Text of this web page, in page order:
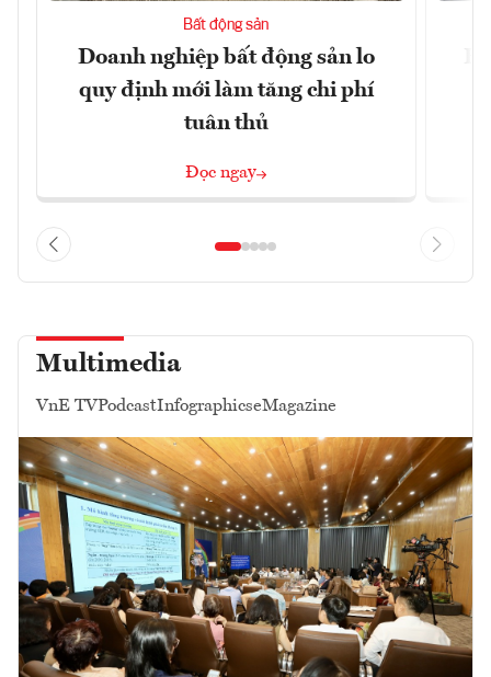
Bất động sản
Doanh nghiệp bất động sản lo
quy định mới làm tăng chi phí
tuân thủ
Đọc ngay
Multimedia
VnE TVPodcastInfographicseMagazine